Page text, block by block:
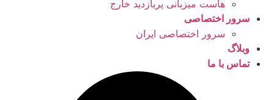
هاست میزبانی پربازدید خارج
سرور اختصاصی
سرور اختصاصی ایران
وبلاگ
تماس با ما